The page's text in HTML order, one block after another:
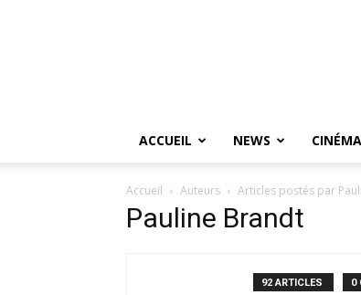
ACCUEIL NEWS CINÉMA
Accueil Auteurs Articles postés par
Pauline Brandt
92 ARTICLES 0